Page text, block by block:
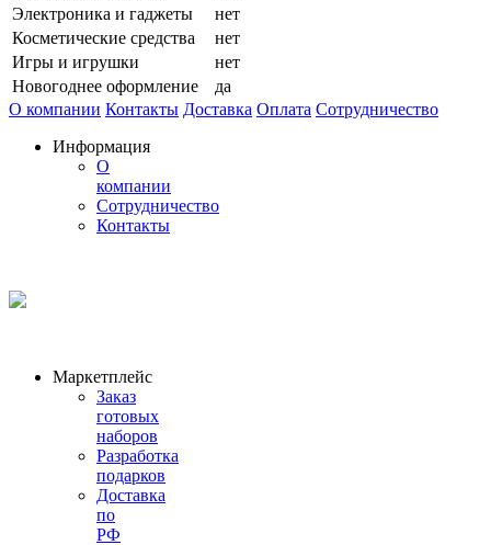
Электроника и гаджеты
нет
Косметические средства
нет
Игры и игрушки
нет
Новогоднее оформление
да
О компании Контакты Доставка Оплата Сотрудничество
Информация
О
компании
Сотрудничество
Контакты
Маркетплейс
Заказ
готовых
наборов
Разработка
подарков
Доставка
по
РФ